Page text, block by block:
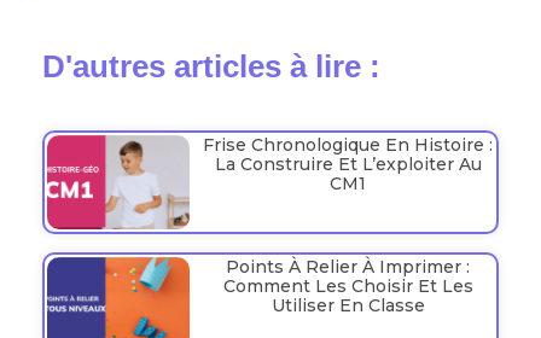
D'autres articles à lire :
Frise Chronologique En Histoire :
La Construire Et L’exploiter Au
CM1
Points À Relier À Imprimer :
Comment Les Choisir Et Les
Utiliser En Classe